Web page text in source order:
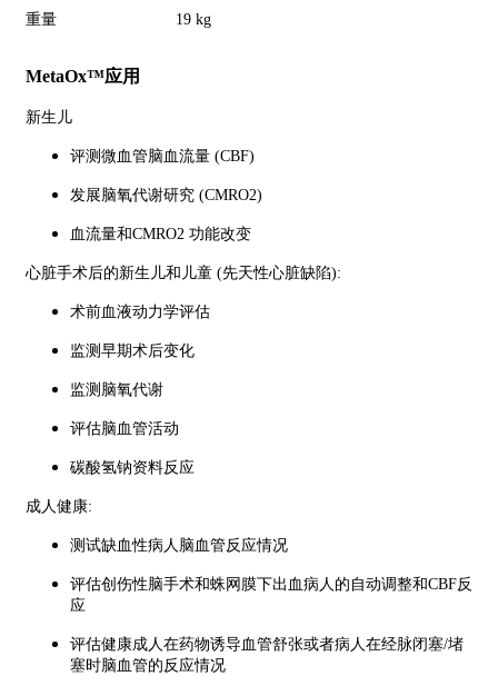
重量 19 kg
MetaOx™应用
新生儿
评测微血管脑血流量 (CBF)
发展脑氧代谢研究 (CMRO2)
血流量和CMRO2 功能改变
心脏手术后的新生儿和儿童 (先天性心脏缺陷):
术前血液动力学评估
监测早期术后变化
监测脑氧代谢
评估脑血管活动
碳酸氢钠资料反应
成人健康:
测试缺血性病人脑血管反应情况
评估创伤性脑手术和蛛网膜下出血病人的自动调整和CBF反
应
评估健康成人在药物诱导血管舒张或者病人在经脉闭塞/堵
塞时脑血管的反应情况